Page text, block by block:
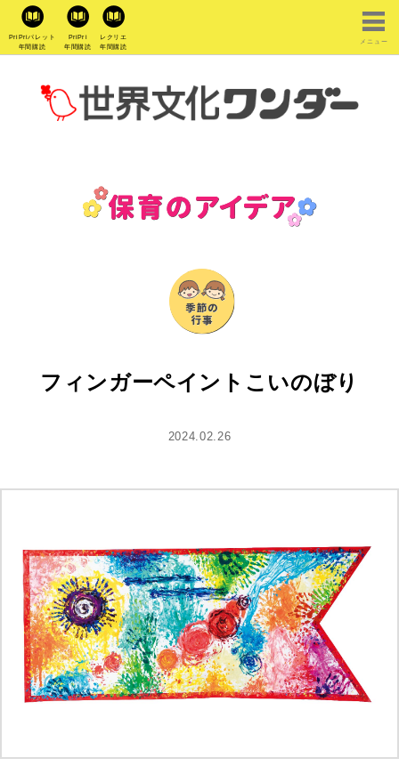
PriPriパレット
年間購読
PriPri
年間購読
レクリエ
年間購読
メニュー
フィンガーペイントこいのぼり
2024.02.26